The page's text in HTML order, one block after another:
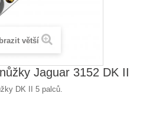
větší
Jaguar 3152 DK II
DK II 5 palců.